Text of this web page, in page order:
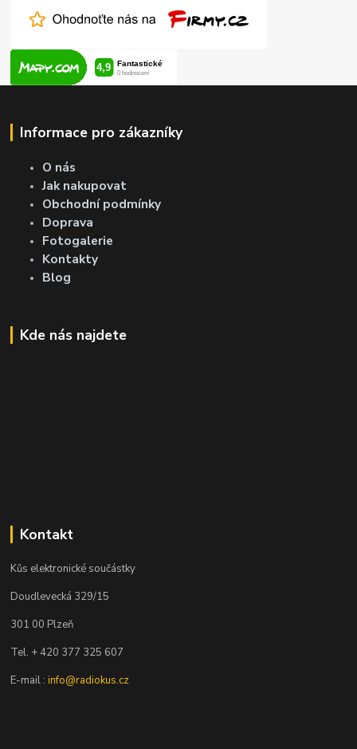
Informace pro zákazníky
O nás
Jak nakupovat
Obchodní podmínky
Doprava
Fotogalerie
Kontakty
Blog
Kde nás najdete
Kontakt
Kůs elektronické součástky
Doudlevecká 329/15
301 00 Plzeň
Tel. + 420 377 325 607
E-mail :info@radiokus.cz